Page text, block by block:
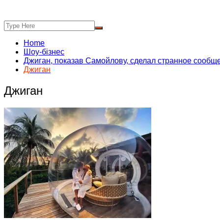
Home
Шоу-бізнес
Джиган, показав Самойлову, сделал странное
Джиган
Джиган